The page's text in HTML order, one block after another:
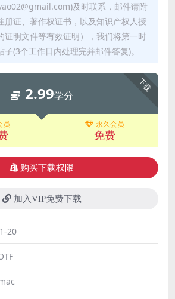
及时联系，邮件请附
册证、著作权证书，以及知识产权人授
证明文件等有效证明），我们将第一时
(3个工作日内处理完并邮件答复)。
下载
2.99学分
员 永久会员
免费
购买下载权限
加入VIP免费下载
20